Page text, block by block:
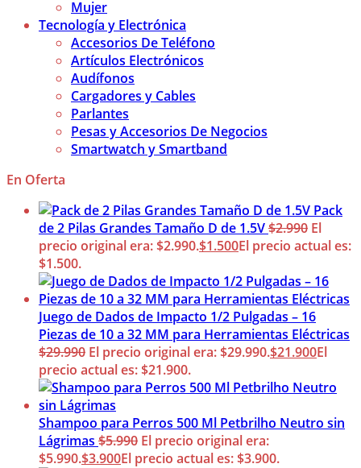
Mujer
Tecnología y Electrónica
Accesorios De Teléfono
Artículos Electrónicos
Audífonos
Cargadores y Cables
Parlantes
Pesas y Accesorios De Negocios
Smartwatch y Smartband
En Oferta
Pack
de 2 Pilas Grandes Tamaño D de 1.5V$2.990 El
precio original era: $2.990.$1.500El precio actual es:
$1.500.
Juego de Dados de Impacto 1/2 Pulgadas – 16
Piezas de 10 a 32 MM para Herramientas Eléctricas
$29.990 El precio original era: $29.990.$21.900El
precio actual es: $21.900.
Shampoo para Perros 500 Ml Petbrilho Neutro sin
Lágrimas $5.990 El precio original era:
$5.990.$3.900El precio actual es: $3.900.